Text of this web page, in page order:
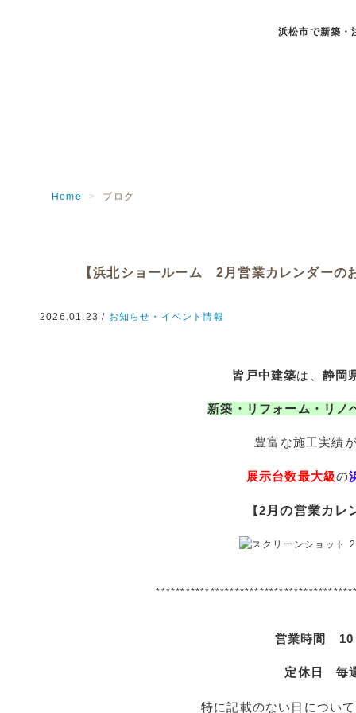
浜松市で新築・
Home > ブログ
【浜北ショールーム 2月営業カレンダーの
2026.01.23 / お知らせ・イベント情報
皆戸中建築は、 静岡
新築・リフォーム・リノ
豊富な施工実績
展示台数最大級の
【2 月の営業カレ
営業時間 10
定休日毎
特に記載のない日につい